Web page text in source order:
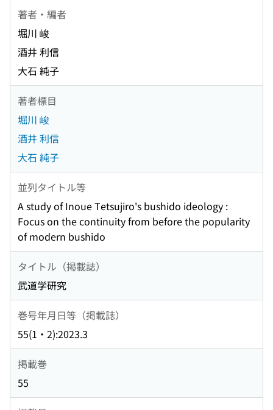
著者・編者
堀川 峻
酒井 利信
大石 純子
著者標目
堀川 峻
酒井 利信
大石 純子
並列タイトル等
A study of Inoue Tetsujiro's bushido ideology :
Focus on the continuity from before the popularity
of modern bushido
タイトル（掲載誌）
武道学研究
巻号年月日等（掲載誌）
55(1・2):2023.3
掲載巻
55